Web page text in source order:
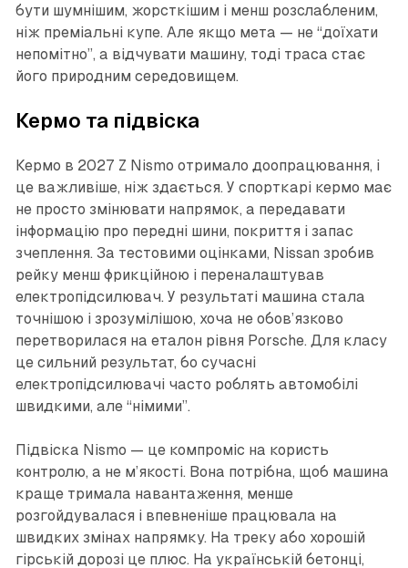
бути шумнішим, жорсткішим і менш розслабленим,
ніж преміальні купе. Але якщо мета — не “доїхати
непомітно”, а відчувати машину, тоді траса стає
його природним середовищем.
Кермо та підвіска
Кермо в 2027 Z Nismo отримало доопрацювання, і
це важливіше, ніж здається. У спорткарі кермо має
не просто змінювати напрямок, а передавати
інформацію про передні шини, покриття і запас
зчеплення. За тестовими оцінками, Nissan зробив
рейку менш фрикційною і переналаштував
електропідсилювач. У результаті машина стала
точнішою і зрозумілішою, хоча не обов’язково
перетворилася на еталон рівня Porsche. Для класу
це сильний результат, бо сучасні
електропідсилювачі часто роблять автомобілі
швидкими, але “німими”.
Підвіска Nismo — це компроміс на користь
контролю, а не м’якості. Вона потрібна, щоб машина
краще тримала навантаження, менше
розгойдувалася і впевненіше працювала на
швидких змінах напрямку. На треку або хорошій
гірській дорозі це плюс. На українській бетонці,